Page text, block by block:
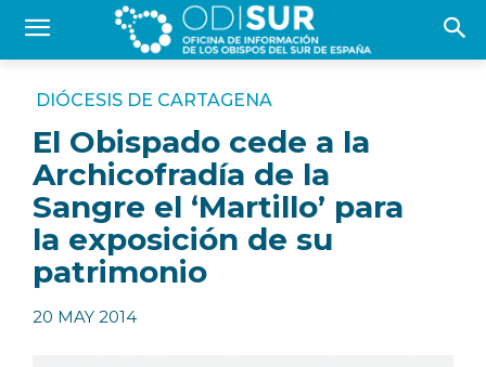
DIÓCESIS DE CARTAGENA
El Obispado cede a la
Archicofradía de la
Sangre el ‘Martillo’ para
la exposición de su
patrimonio
20 MAY 2014